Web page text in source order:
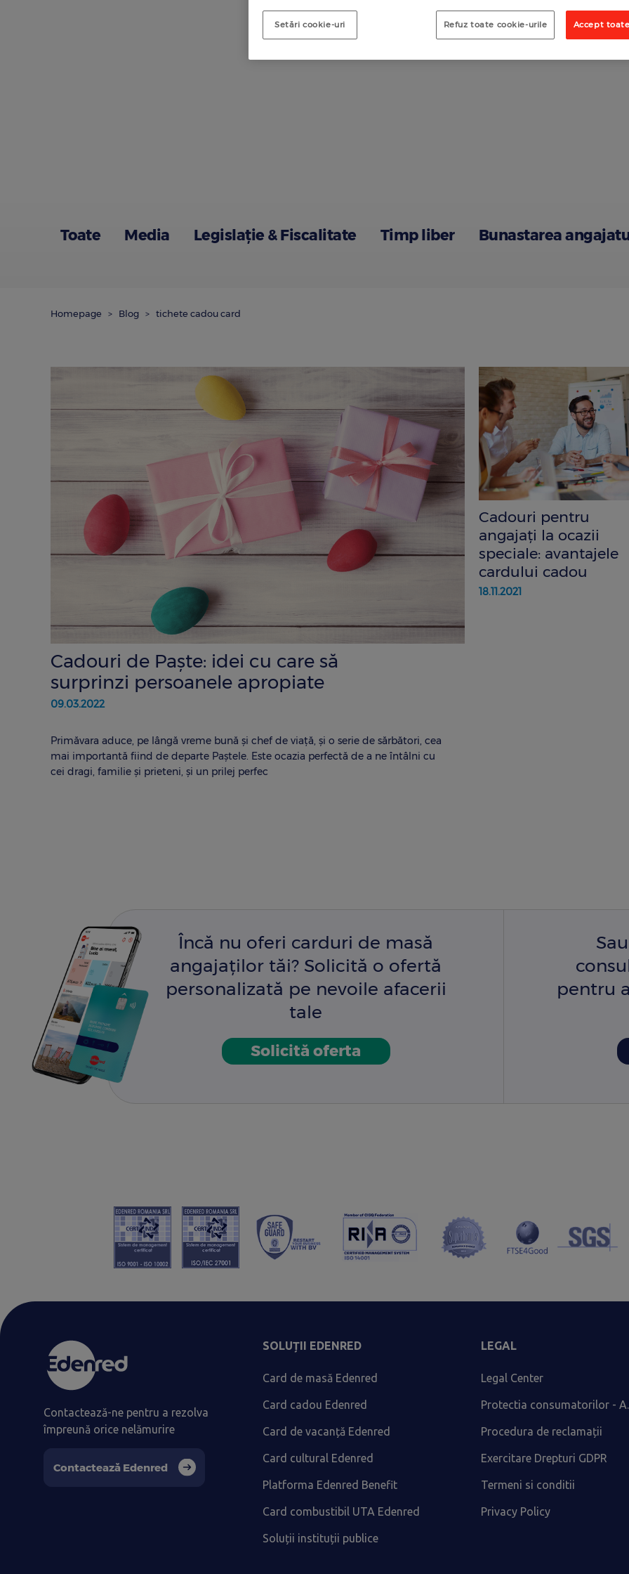
Toate Media Legislație & Fiscalitate Timp liber Bunastarea
Homepage Blog tichete cadou card
Cadouri de Paște: idei cu care să
surprinzi persoanele apropiate
09.03.2022
Primăvara aduce, pe lângă vreme bună și chef de viață, și o serie de sărbători, cea
mai importantă fiind de departe Paștele. Este ocazia perfectă de a ne întâlni cu
cei dragi, familie și prieteni, și un prilej perfec
Cadouri pentru
angajați la ocazii
speciale: avantajele
cardului cadou
18.11.2021
Încă nu oferi carduri de masă
angajaților tăi? Solicită o ofertă
personalizată pe nevoile afacerii
tale
Solicită oferta
pentru
Contactează-ne pentru a rezolva
împreună orice nelămurire
Contactează Edenred
SOLUȚII EDENRED
Card de masă Edenred
Card cadou Edenred
Card de vacanță Edenred
Card cultural Edenred
Platforma Edenred Benefit
Card combustibil UTA Edenred
Soluții instituții publice
LEGAL
Legal Center
Protectia consumatorilor -
Procedura de reclamații
Exercitare Drepturi GDPR
Termeni si conditii
Privacy Policy
Setări cookie-uri Refuz toate cookie-urile Accept